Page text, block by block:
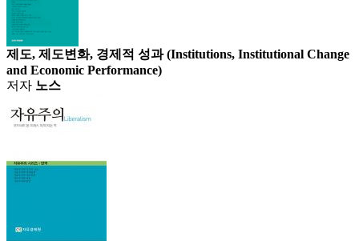
제도, 제도변화, 경제적 성과 (Institutions, Institutional Change
and Economic Performance)
저자 노스